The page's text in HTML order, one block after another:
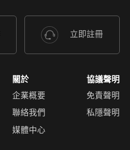
立即註冊
關於
企業概要
聯絡我們
媒體中心
協議聲明
免責聲明
私隱聲明